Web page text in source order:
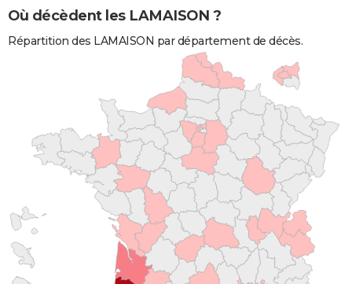
Où décèdent les LAMAISON ?
Répartition des LAMAISON par département de décès.